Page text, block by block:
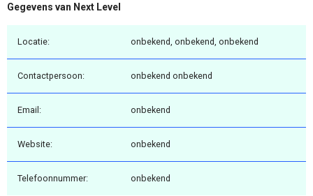
Gegevens van Next Level
Locatie: onbekend, onbekend, onbekend
Contactpersoon: onbekend onbekend
Email: onbekend
Website: onbekend
Telefoonnummer: onbekend